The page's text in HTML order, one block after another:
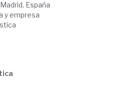
Madrid. España
y empresa